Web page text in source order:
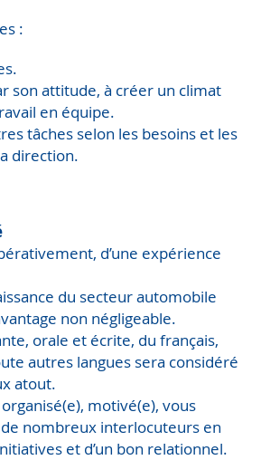
:
son attitude, à créer un climat
en équipe.
tâches selon les besoins et les
direction.
d’une expérience
du secteur automobile
non négligeable.
orale et écrite, du français,
autres langues sera considéré
atout.
motivé(e), vous
nombreux interlocuteurs en
et d’un bon relationnel.